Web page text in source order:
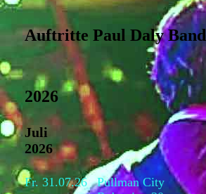
Auftritte Paul Daly Band
2026
Juli
2026
Fr. 31.07.26
Pullman City